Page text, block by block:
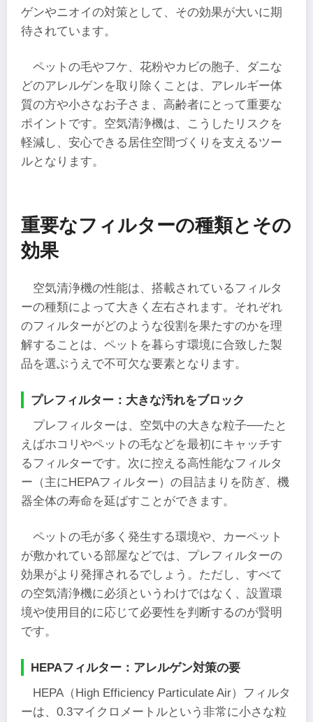
ゲンやニオイの対策として、その効果が大いに期
待されています。
ペットの毛やフケ、花粉やカビの胞子、ダニな
どのアレルゲンを取り除くことは、アレルギー体
質の方や小さなお子さま、高齢者にとって重要な
ポイントです。空気清浄機は、こうしたリスクを
軽減し、安心できる居住空間づくりを支えるツー
ルとなります。
重要なフィルターの種類とその
効果
空気清浄機の性能は、搭載されているフィルタ
ーの種類によって大きく左右されます。それぞれ
のフィルターがどのような役割を果たすのかを理
解することは、ペットを暮らす環境に合致した製
品を選ぶうえで不可欠な要素となります。
プレフィルター：大きな汚れをブロック
プレフィルターは、空気中の大きな粒子──たと
えばホコリやペットの毛などを最初にキャッチす
るフィルターです。次に控える高性能なフィルタ
ー（主にHEPAフィルター）の目詰まりを防ぎ、機
器全体の寿命を延ばすことができます。
ペットの毛が多く発生する環境や、カーペット
が敷かれている部屋などでは、プレフィルターの
効果がより発揮されるでしょう。ただし、すべて
の空気清浄機に必須というわけではなく、設置環
境や使用目的に応じて必要性を判断するのが賢明
です。
HEPAフィルター：アレルゲン対策の要
HEPA（High Efficiency Particulate Air）フィルタ
ーは、0.3マイクロメートルという非常に小さな粒